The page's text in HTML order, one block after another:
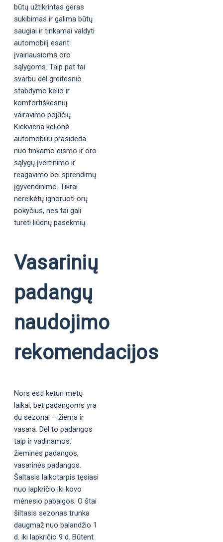
būtų užtikrintas geras
sukibimas ir galima būtų
saugiai ir tinkamai valdyti
automobilį esant
įvairiausioms oro
sąlygoms. Taip pat tai
svarbu dėl greitesnio
stabdymo kelio ir
komfortiškesnių
vairavimo pojūčių.
Kiekviena kelionė
automobiliu prasideda
nuo tinkamo eismo ir oro
sąlygų įvertinimo ir
reagavimo bei sprendimų
įgyvendinimo. Tikrai
nereikėtų ignoruoti orų
pokyčius, nes tai gali
turėti liūdnų pasekmių.
Vasarinių
padangų
naudojimo
rekomendacijos
Nors esti keturi metų
laikai, bet padangoms yra
du sezonai – žiema ir
vasara. Dėl to padangos
taip ir vadinamos:
žieminės padangos,
vasarinės padangos.
Šaltasis laikotarpis tęsiasi
nuo lapkričio iki kovo
mėnesio pabaigos. O štai
šiltasis sezonas trunka
daugmaž nuo balandžio 1
d. iki lapkričio 9 d. Būtent